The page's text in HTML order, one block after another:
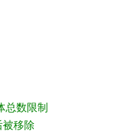
总数限制
移除